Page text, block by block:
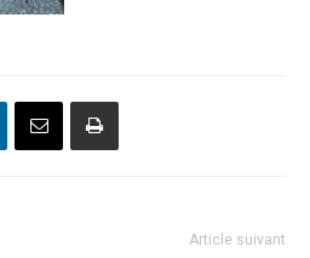
Article suivant